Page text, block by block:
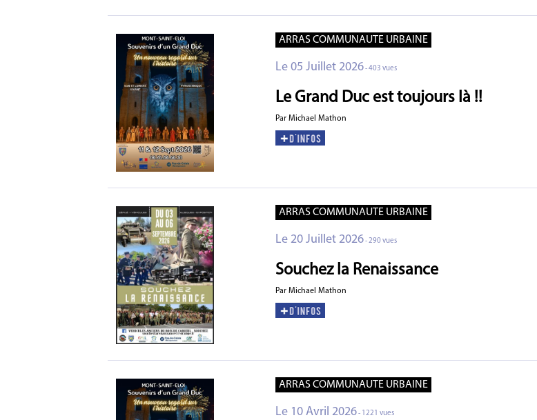
ARRAS COMMUNAUTE URBAINE
Le 05 Juillet 2026- 403 vues
Le Grand Duc est toujours là !!
Par Michael Mathon
ARRAS COMMUNAUTE URBAINE
Le 20 Juillet 2026- 290 vues
Souchez la Renaissance
Par Michael Mathon
ARRAS COMMUNAUTE URBAINE
Le 10 Avril 2026- 1221 vues